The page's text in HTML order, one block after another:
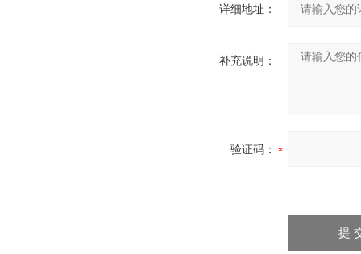
详细地址：
补充说明：
验证码：